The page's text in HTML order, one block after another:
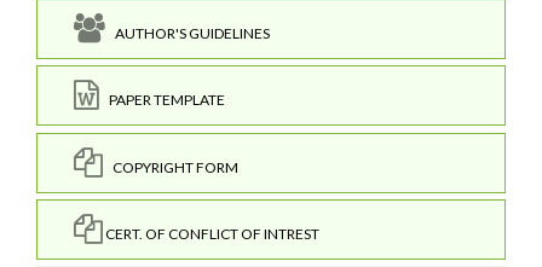
AUTHOR'S GUIDELINES
PAPER TEMPLATE
COPYRIGHT FORM
CERT. OF CONFLICT OF INTREST